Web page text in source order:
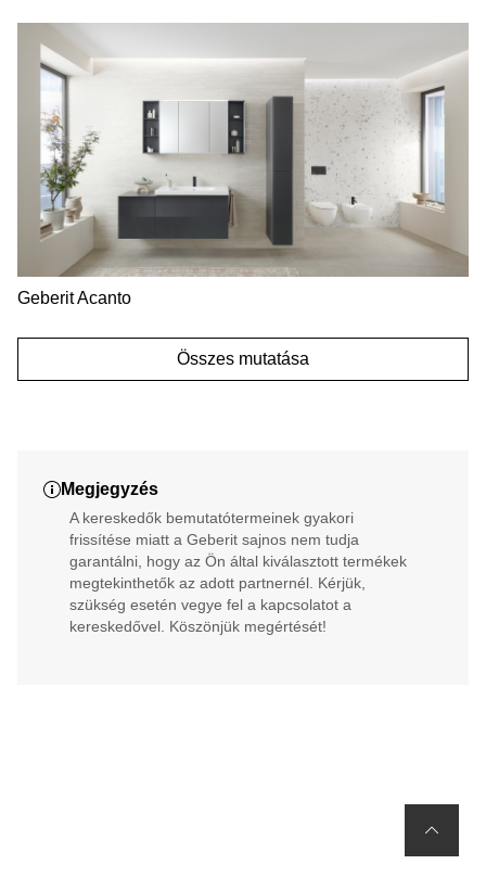
Geberit Acanto
Összes mutatása
Megjegyzés
A kereskedők bemutatótermeinek gyakori
frissítése miatt a Geberit sajnos nem tudja
garantálni, hogy az Ön által kiválasztott termékek
megtekinthetők az adott partnernél. Kérjük,
szükség esetén vegye fel a kapcsolatot a
kereskedővel. Köszönjük megértését!